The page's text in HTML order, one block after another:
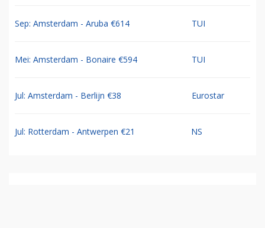
Sep: Amsterdam - Aruba €614 TUI
Mei: Amsterdam - Bonaire €594 TUI
Jul: Amsterdam - Berlijn €38 Eurostar
Jul: Rotterdam - Antwerpen €21 NS